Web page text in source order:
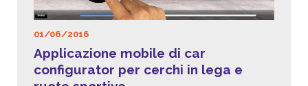
01/06/2016
Applicazione mobile di car
configurator per cerchi in lega e